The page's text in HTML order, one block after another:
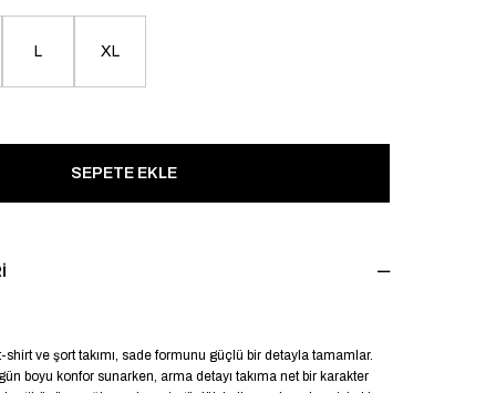
L XL
shirt ve şort takımı, sade formunu güçlü bir detayla tamamlar.
boyu konfor sunarken, arma detayı takıma net bir karakter